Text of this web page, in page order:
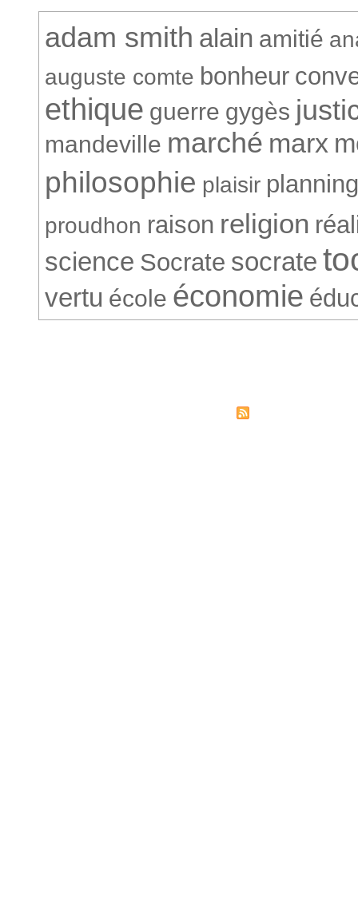
adam smith alain amitié
auguste comte bonheur
ethique guerre gygès
mandeville marché marx
philosophie plaisir planning
proudhon raison religion
science Socrate socrate
vertu école économie